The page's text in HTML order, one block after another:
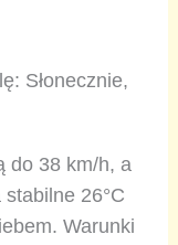
Słonecznie,
do 38 km/h, a
26°C
Warunki